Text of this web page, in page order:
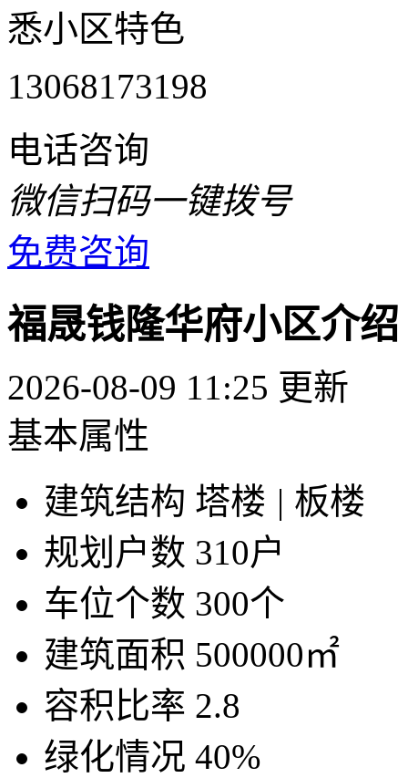
悉小区特色
13068173198
电话咨询
微信扫码一键拨号
免费咨询
福晟钱隆华府小区介绍
2026-08-09 11:25 更新
基本属性
建筑结构 塔楼 | 板楼
规划户数 310户
车位个数 300个
建筑面积 500000㎡
容积比率 2.8
绿化情况 40%